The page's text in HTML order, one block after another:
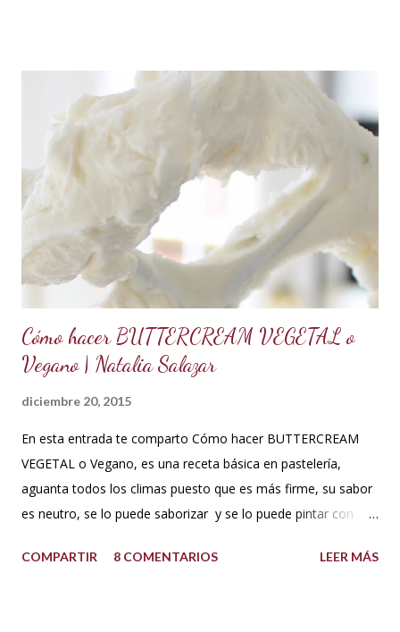
que forme picos. A la mezcla agregar la mantequilla que debe
estar a temperatura ambiente, batir constantemente hasta
cremar y formar picos. Agregar la vainilla y la mermelada.
Batir hasta integrar. Se puede decorar cualquier tipo de
cupcakes o rellenar una torta o cubrir el cake tu sabor
favorito. Se debe conservar en refrigeración y es mejor
utilizarlo cuando está fresco, es decir recién hecho, porque
contiene huevos y mantequilla. Crema d...
Cómo hacer BUTTERCREAM VEGETAL o
Vegano | Natalia Salazar
diciembre 20, 2015
En esta entrada te comparto Cómo hacer BUTTERCREAM
VEGETAL o Vegano, es una receta básica en pastelería,
aguanta todos los climas puesto que es más firme, su sabor
es neutro, se lo puede saborizar y se lo puede pintar con
este cupcakes, pasteles y lo que te guste. INGREDIENTES:
COMPARTIR 8 COMENTARIOS LEER MÁS